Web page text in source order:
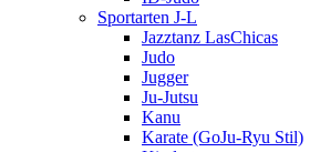
Sportarten J-L
Jazztanz LasChicas
Judo
Jugger
Ju-Jutsu
Kanu
Karate (GoJu-Ryu Stil)